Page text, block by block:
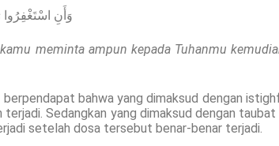
وَأَنِ اسْتَغْفِرُوا
meminta ampun kepada Tuhanmu
berpendapat bahwa yang dimaksud dengan
Sedangkan yang dimaksud dengan
setelah dosa tersebut benar-benar terjadi.